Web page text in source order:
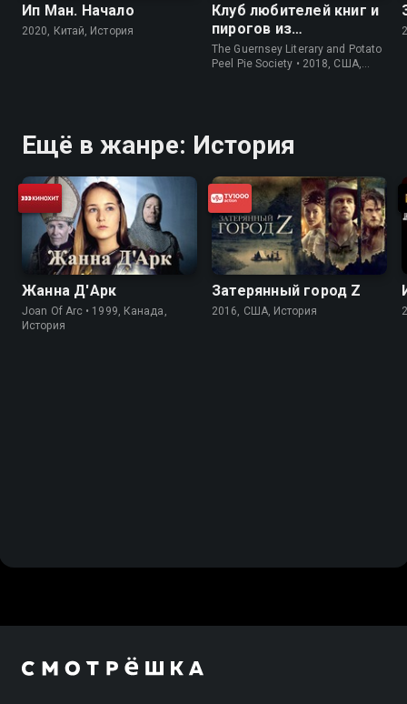
Ип Ман. Начало
2020, Китай, История
Клуб любителей книг и
пирогов из
картофельных
очистков
The Guernsey Literary and Potato
Peel Pie Society • 2018, США,
Ещё в жанре: История
Жанна Д'Арк
Joan Of Arc • 1999, Канада,
История
Затерянный город Z
2016, США, История